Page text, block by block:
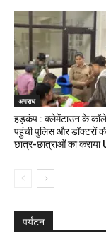
अपराध
हड़कंप : क्लेमेंटाउन के
पहुंची पुलिस और डॉक्टरों
छात्र-छात्राओं का
पर्यटन